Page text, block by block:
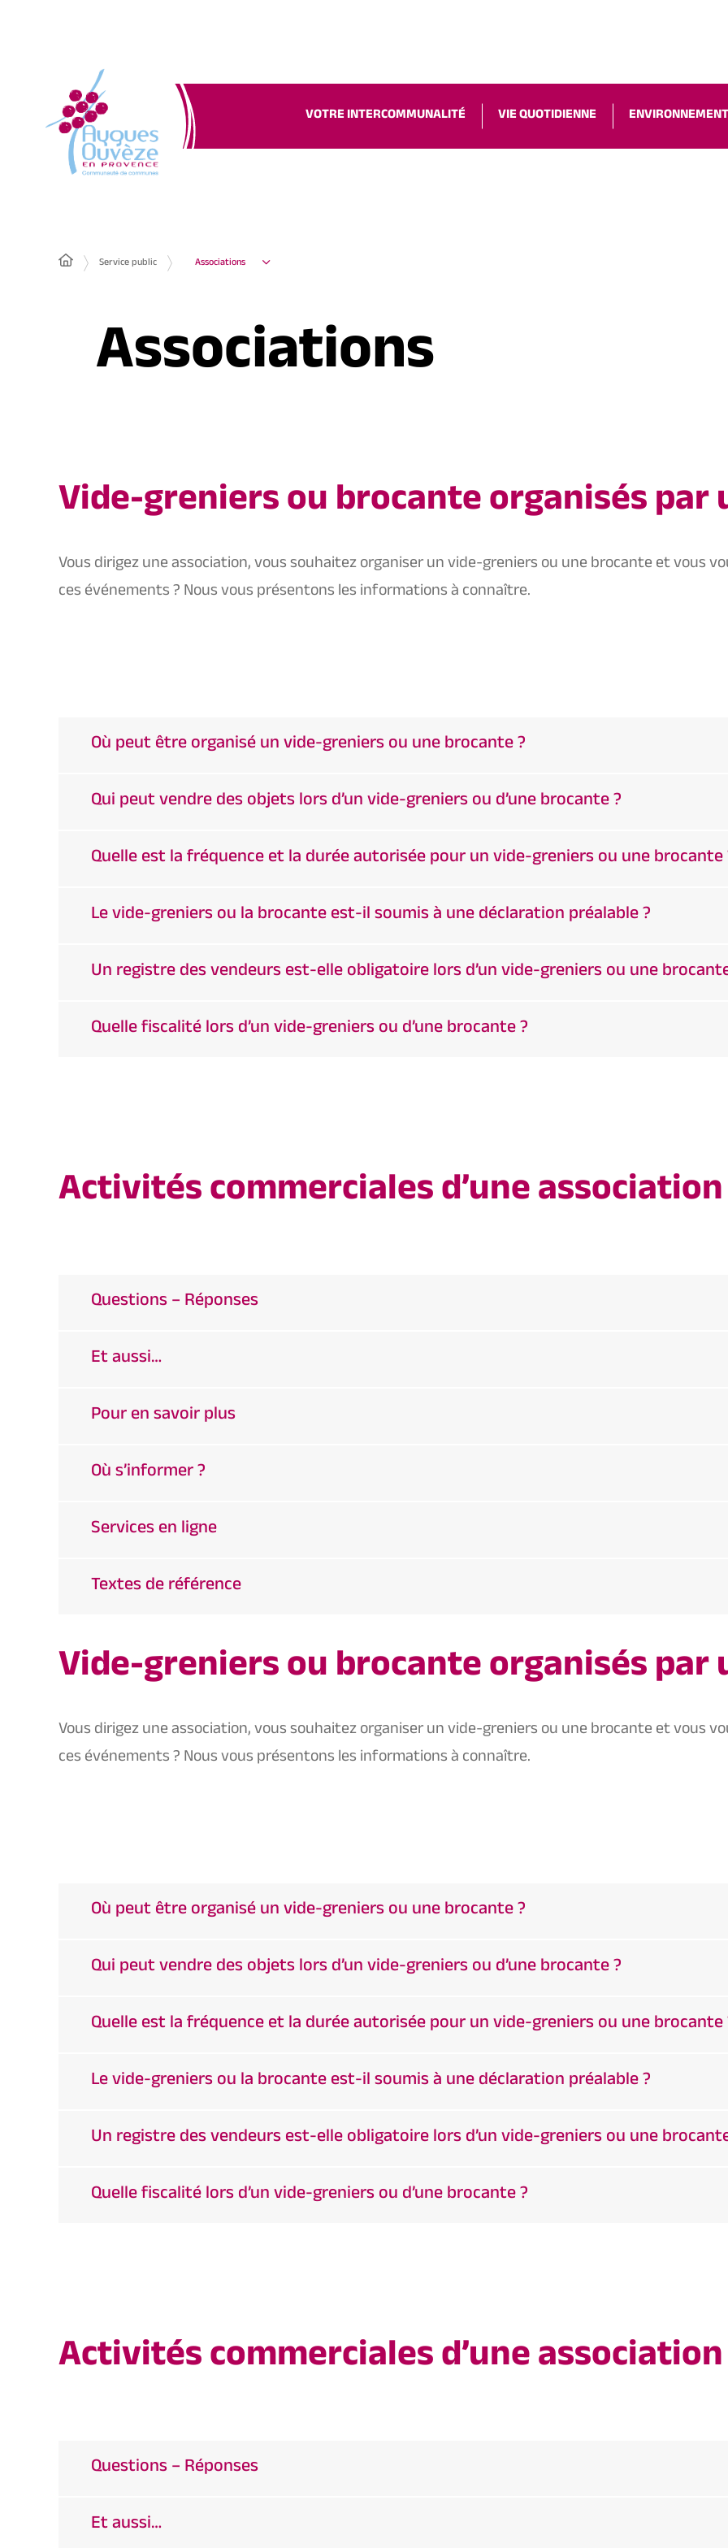
VOTRE INTERCOMMUNALITÉ VIE QUOTIDIENNE ENVIRONNEMENT
Service public Associations
Associations
Vide-greniers ou brocante organisés par
Vous dirigez une association, vous souhaitez organiser un vide-greniers ou une brocante et vous
ces événements ? Nous vous présentons les informations à connaître.
Où peut être organisé un vide-greniers ou une brocante ?
Qui peut vendre des objets lors d’un vide-greniers ou d’une brocante ?
Quelle est la fréquence et la durée autorisée pour un vide-greniers ou une brocante
Le vide-greniers ou la brocante est-il soumis à une déclaration préalable ?
Un registre des vendeurs est-elle obligatoire lors d’un vide-greniers ou une
Quelle fiscalité lors d’un vide-greniers ou d’une brocante ?
Activités commerciales d’une association
Questions – Réponses
Et aussi…
Pour en savoir plus
Où s’informer ?
Services en ligne
Textes de référence
Vide-greniers ou brocante organisés par
Vous dirigez une association, vous souhaitez organiser un vide-greniers ou une brocante et vous
ces événements ? Nous vous présentons les informations à connaître.
Où peut être organisé un vide-greniers ou une brocante ?
Qui peut vendre des objets lors d’un vide-greniers ou d’une brocante ?
Quelle est la fréquence et la durée autorisée pour un vide-greniers ou une brocante
Le vide-greniers ou la brocante est-il soumis à une déclaration préalable ?
Un registre des vendeurs est-elle obligatoire lors d’un vide-greniers ou une
Quelle fiscalité lors d’un vide-greniers ou d’une brocante ?
Activités commerciales d’une association
Questions – Réponses
Et aussi…